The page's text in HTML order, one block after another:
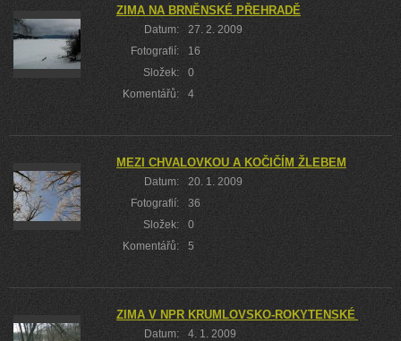
ZIMA NA BRNĚNSKÉ PŘEHRADĚ
Datum:
27. 2. 2009
Fotografií:
16
Složek:
0
Komentářů:
4
MEZI CHVALOVKOU A KOČIČÍM ŽLEBEM
Datum:
20. 1. 2009
Fotografií:
36
Složek:
0
Komentářů:
5
ZIMA V NPR KRUMLOVSKO-ROKYTENSKÉ
Datum:
4. 1. 2009